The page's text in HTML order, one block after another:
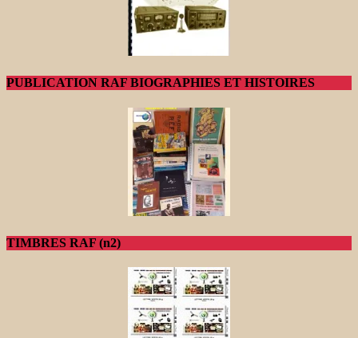
PUBLICATION RAF BIOGRAPHIES ET HISTOIRES
TIMBRES RAF (n2)